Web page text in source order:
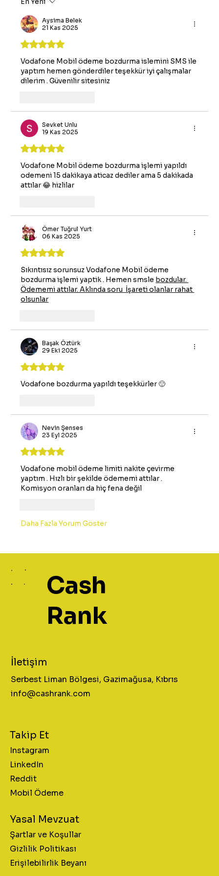
Aysima Belek
21 Kas 2025
5 üzerinden 5 yıldız
Vodafone Mobil ödeme bozdurma islemini SMS ile
yaptım hemen gönderdiler teşekkür iyi çalışmalar
dilerim . Güvenilir sitesiniz
Sevket Unlu
19 Kas 2025
5 üzerinden 5 yıldız
Vodafone Mobil ödeme bozdurma işlemi yapıldı
odemeni 15 dakikaya aticaz dediler ama 5 dakikada
attılar 😂 hizlilar
Ömer Tuğrul Yurt
06 Kas 2025
5 üzerinden 5 yıldız
Sıkıntısız sorunsuz Vodafone Mobil ödeme
bozdurma işlemi yaptik . Hemen smsle bozdular.
Ödememi attılar. Aklında soru  İşareti olanlar rahat
olsunlar
Başak Öztürk
29 Eki 2025
5 üzerinden 5 yıldız
Vodafone bozdurma yapıldı teşekkürler 🙂
Nevin Şenses
23 Eyl 2025
5 üzerinden 5 yıldız
Vodafone mobil ödeme limiti nakite çevirme
yaptım . Hızlı bir şekilde ödememi attılar .
Komisyon oranları da hiç fena değil
Daha Fazla Yorum Göster
İletişim
Serbest Liman Bölgesi, Gazimağusa, Kıbrıs
info@cashrank.com
Yasal Mevzuat
Şartlar ve Koşullar
Gizlilik Politikası
Erişilebilirlik Beyanı
Takip Et
Instagram
LinkedIn
Reddit
Mobil Ödeme
Cash
Rank